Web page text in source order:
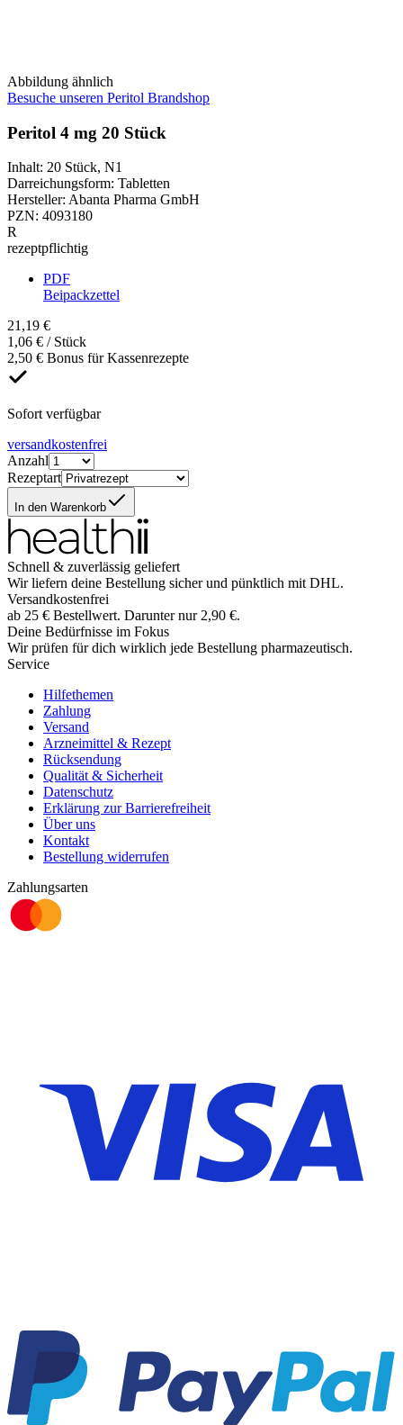
Abbildung ähnlich
Besuche unseren Peritol Brandshop
Peritol 4 mg 20 Stück
Inhalt: 20 Stück, N1
Darreichungsform: Tabletten
Hersteller: Abanta Pharma GmbH
PZN: 4093180
R
rezeptpflichtig
PDF
Beipackzettel
21,19 €
1,06 € / Stück
2,50 € Bonus für Kassenrezepte
Sofort verfügbar
versandkostenfrei
Anzahl
Rezeptart
In den Warenkorb
Schnell & zuverlässig geliefert
Wir liefern deine Bestellung sicher und pünktlich mit DHL.
Versandkostenfrei
ab 25 € Bestellwert. Darunter nur 2,90 €.
Deine Bedürfnisse im Fokus
Wir prüfen für dich wirklich jede Bestellung pharmazeutisch.
Service
Hilfethemen
Zahlung
Versand
Arzneimittel & Rezept
Rücksendung
Qualität & Sicherheit
Datenschutz
Erklärung zur Barrierefreiheit
Über uns
Kontakt
Bestellung widerrufen
Zahlungsarten